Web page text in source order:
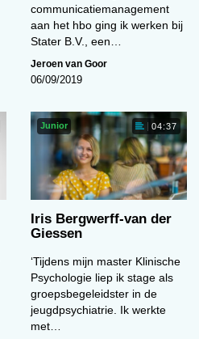
communicatiemanagement
aan het hbo ging ik werken bij
Stater B.V., een…
Jeroen van Goor
06/09/2019
Junior 04:37
Iris Bergwerff-van der
Giessen
‘Tijdens mijn master Klinische
Psychologie liep ik stage als
groepsbegeleidster in de
jeugdpsychiatrie. Ik werkte
met…